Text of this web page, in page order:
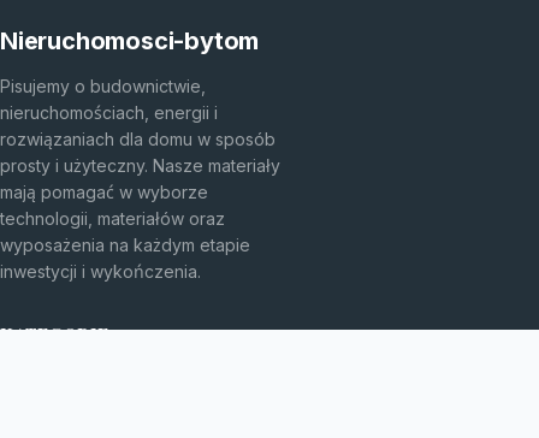
Nieruchomosci-bytom
Pisujemy o budownictwie,
nieruchomościach, energii i
rozwiązaniach dla domu w sposób
prosty i użyteczny. Nasze materiały
mają pomagać w wyborze
technologii, materiałów oraz
wyposażenia na każdym etapie
inwestycji i wykończenia.
KATEGORIE